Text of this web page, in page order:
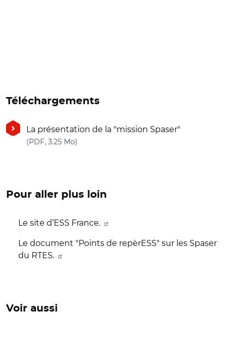
Téléchargements
La présentation de la "mission Spaser"
(PDF, 3.25 Mo)
Pour aller plus loin
Le site d’ESS France.
Le document "Points de repèrESS" sur les Spaser
du RTES.
Voir aussi